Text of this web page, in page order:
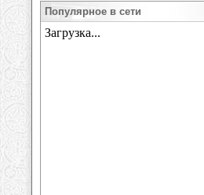
Популярное в сети